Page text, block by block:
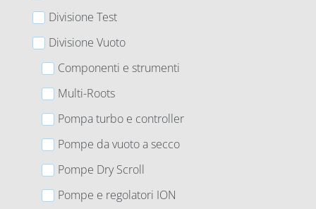
Divisione Test
Divisione Vuoto
Componenti e strumenti
Multi-Roots
Pompa turbo e controller
Pompe da vuoto a secco
Pompe Dry Scroll
Pompe e regolatori ION